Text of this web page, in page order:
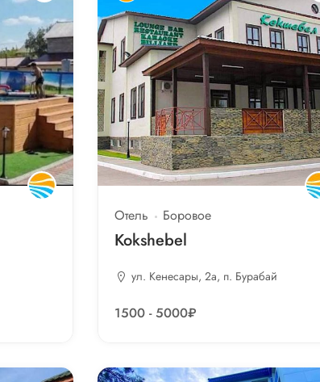
Отель Боровое
Kokshebel
ул. Кенесары, 2а, п. Бурабай
1500 - 5000₽